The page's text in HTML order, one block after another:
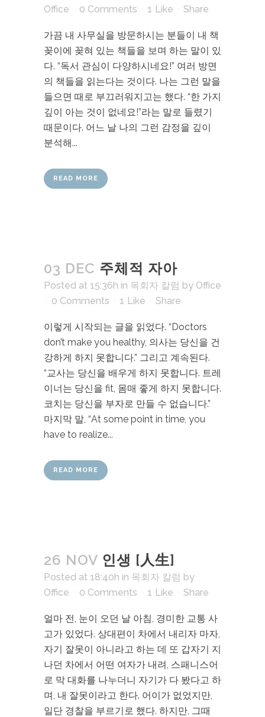
Office
0 Comments 1 Like Share
가끔 내 사무실을 방문하시는 분들이 내 책
꽂이에 꽂혀 있는 책들을 보며 하는 말이 있
다. “독서 관심이 다양하시네요!” 여러 방면
의 책들을 읽는다는 것이다. 나는 그런 말을
들으면 때로 부끄러워지고는 했다. “한 가지
깊이 아는 것이 없네요!”라는 말로 들렸기
때문이다. 어느 날 나의 그런 감정을 깊이
분석해...
READ MORE
03 DEC 주체적 자아
Posted at 15:36h in 목회자 칼럼 by Office
0 Comments
1 Like Share
이렇게 시작되는 글을 읽었다. “Doctors
don’t make you healthy, 의사는 당신을 건
강하게 하지 못합니다.” 그리고 계속된다.
“교사는 당신을 배우게 하지 못합니다. 트레
이너는 당신을 fit, 몸매 좋게 하지 못합니다.
코치는 당신을 부자로 만들 수 없습니다.”
마지막 말, “At some point in time, you
have to realize...
READ MORE
26 NOV 인생 [人生]
Posted at 18:40h in 목회자 칼럼 by
Office
0 Comments 1 Like Share
얼마 전, 눈이 오던 날 아침, 경미한 교통 사
고가 있었다. 상대편이 차에서 내리자 마자,
자기 잘못이 아니라고 하는 데 또 갑자기 지
나던 차에서 어떤 여자가 내려, 스패니스어
로 막 대화를 나누더니 자기가 다 봤다고 하
며, 내 잘못이라고 한다. 어이가 없었지만,
일단 경찰을 부르기로 했다. 하지만, 그때